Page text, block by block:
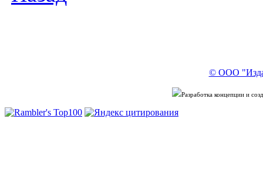
© ООО
Разработка концепции и